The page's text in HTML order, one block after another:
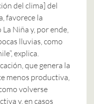
del clima] del
favorece la
Niña y, por ende,
lluvias, como
explica.
que genera la
menos productiva,
volverse
y, en casos